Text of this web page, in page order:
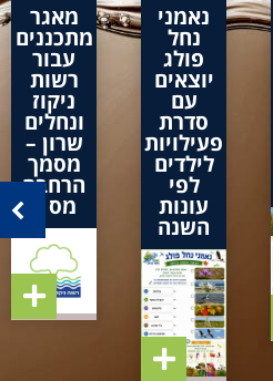
נאמני
נחל
פולג
יוצאים
עם
סדרת
פעילויות
לילדים
לפי
עונות
השנה
מאגר
מתכננים
עבור
רשות
ניקוז
ונחלים
שרון –
מסמך
הרחבה
מס 1